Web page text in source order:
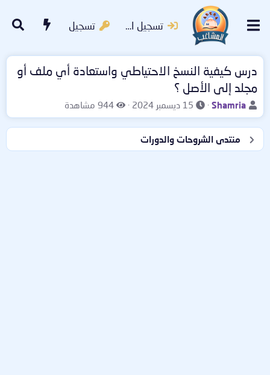
تسجيل الدخول تسجيل
درس كيفية النسخ الاحتياطي واستعادة أي ملف أو
مجلد إلى الأصل ؟
ب
ا
د
ئ
Shamria
ت
ا
ر
ي
15 ديسمبر 2024
ا
ل
م
944 مشاهدة
منتدى الشروحات والدورات